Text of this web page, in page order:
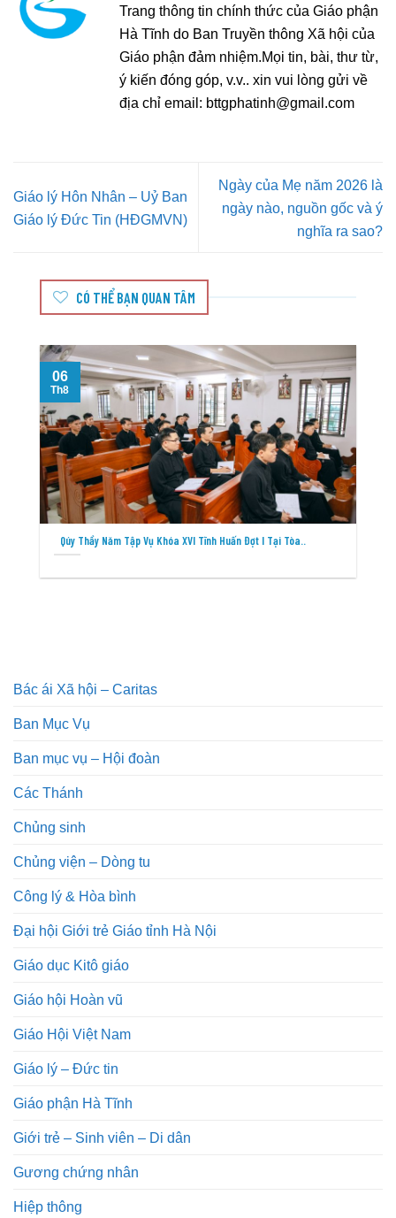
Trang thông tin chính thức của Giáo phận
Hà Tĩnh do Ban Truyền thông Xã hội của
Giáo phận đảm nhiệm.Mọi tin, bài, thư từ,
ý kiến đóng góp, v.v.. xin vui lòng gửi về
địa chỉ email: bttgphatinh@gmail.com
Giáo lý Hôn Nhân – Uỷ Ban
Giáo lý Đức Tin (HĐGMVN)
Ngày của Mẹ năm 2026 là
ngày nào, nguồn gốc và ý
nghĩa ra sao?
CÓ THỂ BẠN QUAN TÂM
Qúy Thầy Năm Tập Vụ Khóa XVI Tĩnh Huấn Đợt I Tại Tòa..
06
Th8
Bác ái Xã hội – Caritas
Ban Mục Vụ
Ban mục vụ – Hội đoàn
Các Thánh
Chủng sinh
Chủng viện – Dòng tu
Công lý & Hòa bình
Đại hội Giới trẻ Giáo tỉnh Hà Nội
Giáo dục Kitô giáo
Giáo hội Hoàn vũ
Giáo Hội Việt Nam
Giáo lý – Đức tin
Giáo phận Hà Tĩnh
Giới trẻ – Sinh viên – Di dân
Gương chứng nhân
Hiệp thông